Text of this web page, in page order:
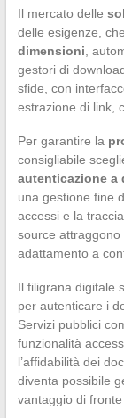
Il mercato delle
delle esigenze,
dimensioni ,
gestori di
sfide, con
estrazione di link,
Per garantire la
consigliabile
autenticazione a
una gestione fine
accessi e la
source
adattamento a
Il filigrana digitale
per autenticare i
Servizi pubblici
funzionalità
l’affidabilità dei
diventa possibile
vantaggio di